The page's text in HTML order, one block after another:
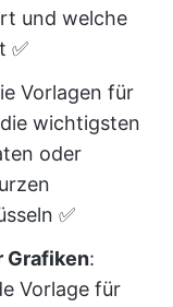
und welche
✅
Vorlagen für
wichtigsten
oder
✅
Grafiken:
Vorlage für